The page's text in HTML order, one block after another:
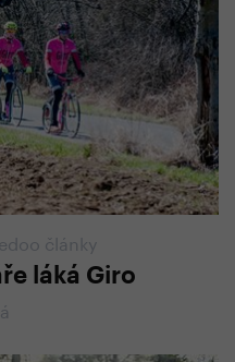
články
láká Giro